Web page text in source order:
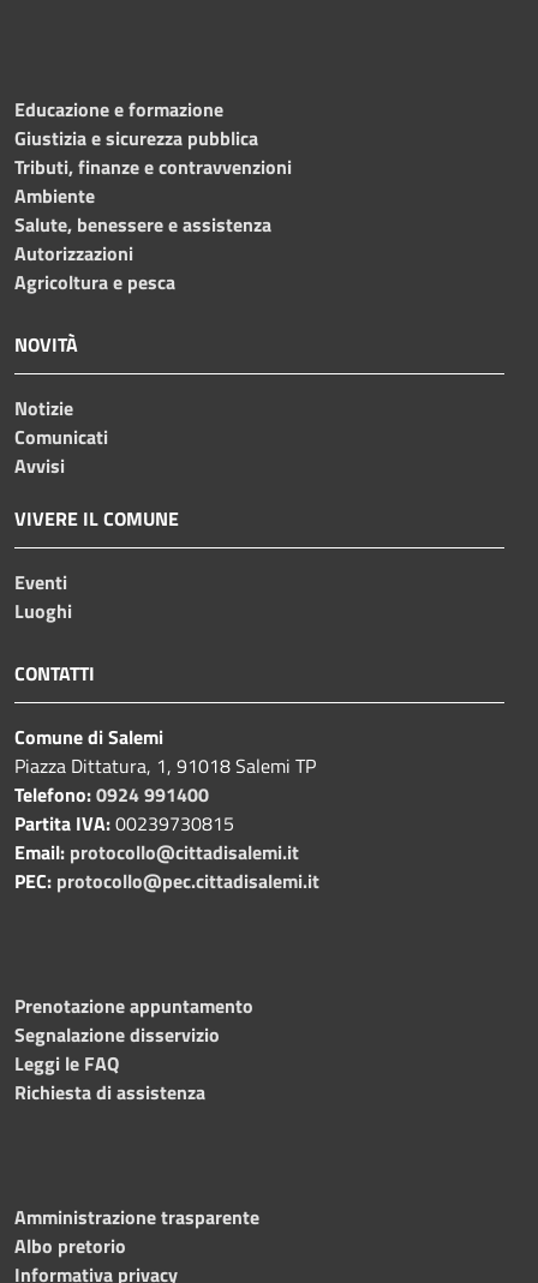
Educazione e formazione
Giustizia e sicurezza pubblica
Tributi, finanze e contravvenzioni
Ambiente
Salute, benessere e assistenza
Autorizzazioni
Agricoltura e pesca
NOVITÀ
Notizie
Comunicati
Avvisi
VIVERE IL COMUNE
Eventi
Luoghi
CONTATTI
Comune di Salemi
Piazza Dittatura, 1, 91018 Salemi TP
Telefono:0924 991400
Partita IVA:00239730815
Email: protocollo@cittadisalemi.it
PEC: protocollo@pec.cittadisalemi.it
Prenotazione appuntamento
Segnalazione disservizio
Leggi le FAQ
Richiesta di assistenza
Amministrazione trasparente
Albo pretorio
Informativa privacy